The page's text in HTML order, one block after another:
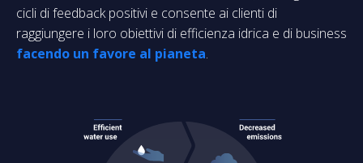
cicli di feedback positivi e consente ai clienti di
raggiungere i loro obiettivi di efficienza idrica e di business
facendo un favore al pianeta.